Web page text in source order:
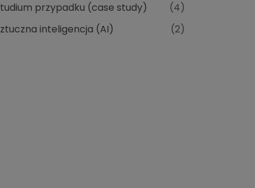
przypadku (case study)
(4)
inteligencja (AI)
(2)